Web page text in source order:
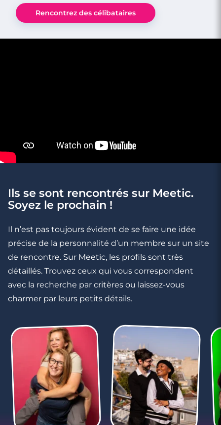
Rencontrez des célibataires
Ils se sont rencontrés sur Meetic.
Soyez le prochain !
Il n’est pas toujours évident de se faire une idée
précise de la personnalité d’un membre sur un site
de rencontre. Sur Meetic, les profils sont très
détaillés. Trouvez ceux qui vous correspondent
avec la recherche par critères ou laissez-vous
charmer par leurs petits détails.